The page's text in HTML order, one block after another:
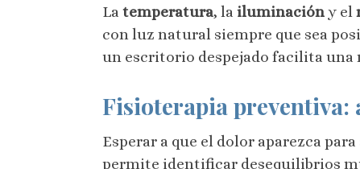
Latemperatura, lailuminacióny el
con luz natural siempre que sea
un escritorio despejado facilita
Fisioterapia preventiva:
Esperar a que el dolor aparezca
permite identificar desequilibrios